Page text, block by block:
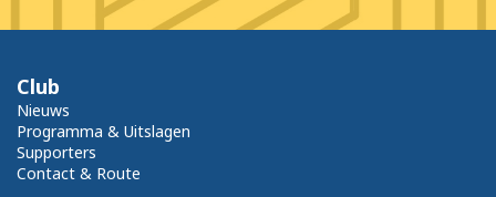
Club
Nieuws
Programma & Uitslagen
Supporters
Contact & Route